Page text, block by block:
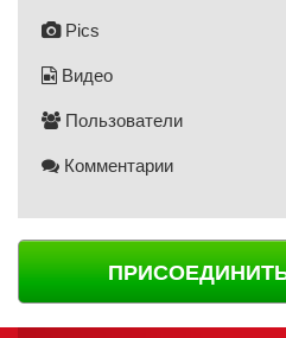
Pics
Видео
Пользователи
Комментарии